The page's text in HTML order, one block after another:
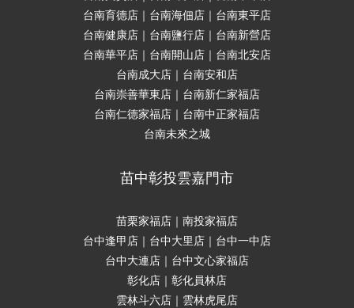
台南育德店｜台南海佃店｜台南東平店
台南健康店｜台南鹽行店｜台南新營店
台南華平店｜台南開山店｜台南北安店
台南成大店｜台南安和店
台南崇善華東店｜台南新仁家福店
台南仁德家福店｜台南中正家福店
台南未來之城
苗中彰投雲嘉門市
苗栗家福店｜南投家福店
台中逢甲店｜台中大里店｜台中一中店
台中大連店｜台中文心家福店
彰化店｜彰化員林店
雲林斗六店｜雲林虎尾店